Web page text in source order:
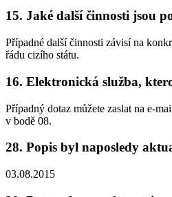
15. Jaké další činnosti jsou
Případné další činnosti závisí na
řádu cizího státu.
16. Elektronická služba,
Případný dotaz můžete zaslat na e-
v bodě 08.
28. Popis byl naposledy
03.08.2015